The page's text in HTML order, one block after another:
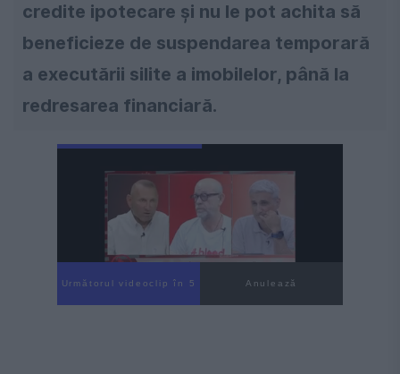
credite ipotecare și nu le pot achita să
beneficieze de suspendarea temporară
a executării silite a imobilelor, până la
redresarea financiară.
Următorul videoclip în 3 Anulează